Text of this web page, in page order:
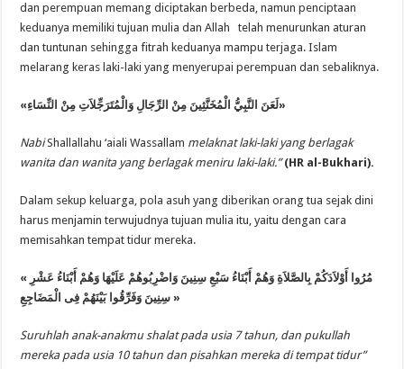
dan perempuan memang diciptakan berbeda, namun penciptaan
keduanya memiliki tujuan mulia dan Allah telah menurunkan aturan
dan tuntunan sehingga fitrah keduanya mampu terjaga. Islam
melarang keras laki-laki yang menyerupai perempuan dan sebaliknya.
« لَعَنَ النَّبِيُّ الْمُخَنَّثِينَ مِنْ الرِّجَالِ وَالْمُتَرَجِّلاَتِ مِنْ النِّسَاءِ »
NabiShallallahu ‘aiali Wassallam melaknat laki-laki yang berlagak
wanita dan wanita yang berlagak meniru laki-laki.”(HR al-Bukhari).
Dalam sekup keluarga, pola asuh yang diberikan orang tua sejak dini
harus menjamin terwujudnya tujuan mulia itu, yaitu dengan cara
memisahkan tempat tidur mereka.
« مُرُوا أَوْلاَدَكُمْ بِالصَّلاَةِ وَهُمْ أَبْنَاءُ سَبْعِ سِنِينَ وَاضْرِبُوهُمْ عَلَيْهَا وَهُمْ أَبْنَاءُ عَشْرِ
سِنِينَ وَفَرِّقُوا بَيْنَهُمْ فِى الْمَضَاجِعِ »
Suruhlah anak-anakmu shalat pada usia 7 tahun, dan pukullah
mereka pada usia 10 tahun dan pisahkan mereka di tempat tidur”